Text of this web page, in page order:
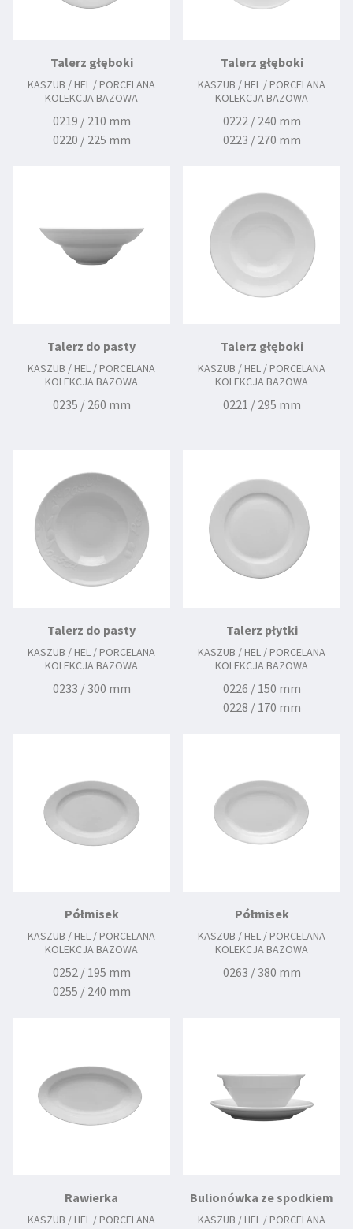
Talerz głęboki
KASZUB / HEL / PORCELANA
KOLEKCJA BAZOWA
0219 / 210 mm
0220 / 225 mm
Talerz głęboki
KASZUB / HEL / PORCELANA
KOLEKCJA BAZOWA
0222 / 240 mm
0223 / 270 mm
0229 / 300 mm
Talerz do pasty
KASZUB / HEL / PORCELANA
KOLEKCJA BAZOWA
0235 / 260 mm
Talerz głęboki
KASZUB / HEL / PORCELANA
KOLEKCJA BAZOWA
0221 / 295 mm
Talerz do pasty
KASZUB / HEL / PORCELANA
KOLEKCJA BAZOWA
0233 / 300 mm
Talerz płytki
KASZUB / HEL / PORCELANA
KOLEKCJA BAZOWA
0226 / 150 mm
0228 / 170 mm
0234 / 240 mm
0326 / 140 mm
0328 / 160 mm
Półmisek
KASZUB / HEL / PORCELANA
KOLEKCJA BAZOWA
0252 / 195 mm
0255 / 240 mm
0260 / 330 mm
0262 / 380 mm
Półmisek
KASZUB / HEL / PORCELANA
KOLEKCJA BAZOWA
0263 / 380 mm
Rawierka
KASZUB / HEL / PORCELANA
Bulionówka ze spodkiem
KASZUB / HEL / PORCELANA